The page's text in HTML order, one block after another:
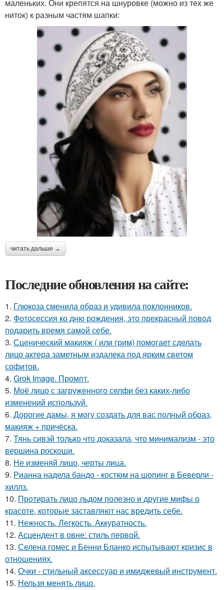
маленьких. Они крепятся на шнуровке (можно из тех же
ниток) к разным частям шапки:
читать дальше →
Последние обновления на сайте:
1. Глюкоза сменила образ и удивила поклонников.
2. Фотосессия ко дню рождения, это прекрасный повод
подарить время самой себе.
3. Сценический макияж ( или грим) помогает сделать
лицо актера заметным издалека под ярким светом
софитов.
4. Grok Image. Промпт.
5. Моё лицо с загруженного селфи без каких-либо
изменений используй.
6. Дорогие дамы, я могу создать для вас полный образ,
макияж + причёска.
7. Тянь сивэй только что доказала, что минимализм - это
вершина роскоши.
8. Не изменяй лицо, черты лица.
9. Рианна надела бандо - костюм на шопинг в Беверли -
хиллз.
10. Протирать лицо льдом полезно и другие мифы о
красоте, которые заставляют нас вредить себе.
11. Нежность. Легкость. Аккуратность.
12. Асцендент в овне: стиль первой.
13. Селена гомес и Бенни Бланко испытывают кризис в
отношениях.
14. Очки - стильный аксессуар и имиджевый инструмент.
15. Нельзя менять лицо.